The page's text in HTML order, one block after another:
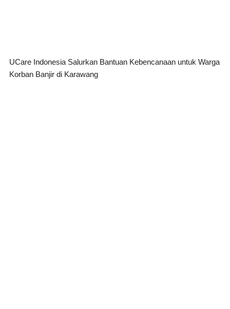
UCare Indonesia Salurkan Bantuan Kebencanaan untuk Warga
Korban Banjir di Karawang